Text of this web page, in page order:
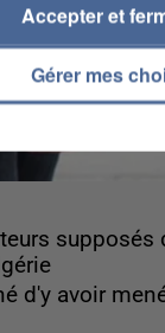
supposés
d'y avoir
Gérer mes
Accepter et